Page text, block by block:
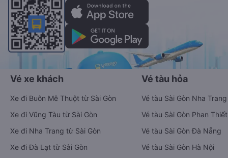
Vé xe khách
Xe đi Buôn Mê Thuột từ Sài Gòn
Xe đi Vũng Tàu từ Sài Gòn
Xe đi Nha Trang từ Sài Gòn
Xe đi Đà Lạt từ Sài Gòn
Vé tàu hỏa
Vé tàu Sài Gòn Nha Trang
Vé tàu Sài Gòn Phan Thiết
Vé tàu Sài Gòn Đà Nẵng
Vé tàu Sài Gòn Hà Nội